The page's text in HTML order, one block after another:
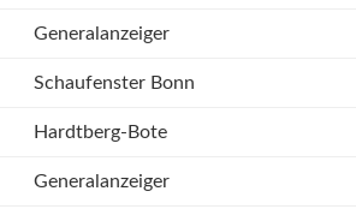
Generalanzeiger
Schaufenster Bonn
Hardtberg-Bote
Generalanzeiger